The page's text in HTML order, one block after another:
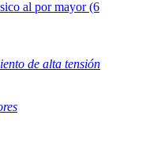
de alta tensión